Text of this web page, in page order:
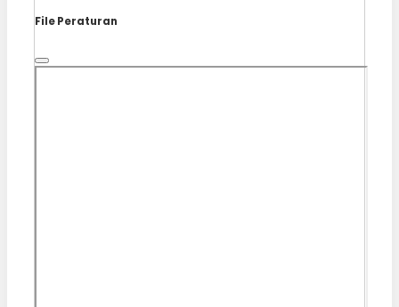
File Peraturan